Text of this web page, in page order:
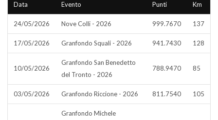
Data Evento Punti Km
24/05/2026 Nove Colli - 2026 999.7670 137
17/05/2026 Granfondo Squali - 2026 941.7430 128
10/05/2026
Granfondo San Benedetto
del Tronto - 2026
788.9470 85
03/05/2026 Granfondo Riccione - 2026 811.7540 105
Granfondo Michele